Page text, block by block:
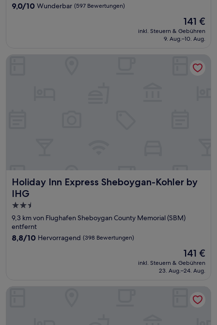
9.0
9,0/10 Wunderbar (597 Bewertungen)
Der
Preis
beträgt
141 €
inkl. Steuern & Gebühren
9. Aug.–10. Aug.
Holiday Inn Express Sheboygan-Kohler by
IHG
Holiday Inn Express Sheboygan-Kohler by IHG
2.5-
Sterne-
Unterkunft
9,3 km von Flughafen Sheboygan County Memorial (SBM)
entfernt
8.8
8,8/10 Hervorragend (398 Bewertungen)
Der
Preis
beträgt
141 €
inkl. Steuern & Gebühren
23. Aug.–24. Aug.
The American Club